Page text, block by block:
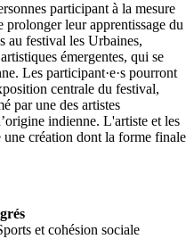
participant à la mesure
leur apprentissage du
au festival les Urbaines,
émergentes, qui se
Les participant·e·s pourront
centrale du festival,
par une des artistes
indienne. L'artiste et les
création dont la forme finale
et cohésion sociale